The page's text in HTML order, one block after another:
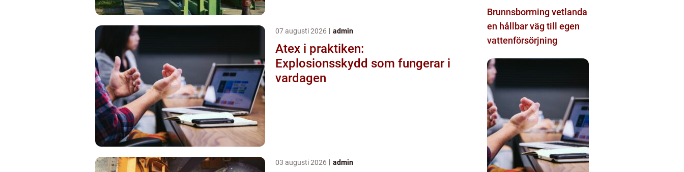
07 augusti 2026 admin
Atex i praktiken:
Explosionsskydd som fungerar i
vardagen
03 augusti 2026 admin
Brunnsborrning vetlanda
en hållbar väg till egen
vattenförsörjning